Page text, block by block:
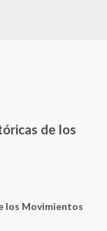
de los
los Movimientos